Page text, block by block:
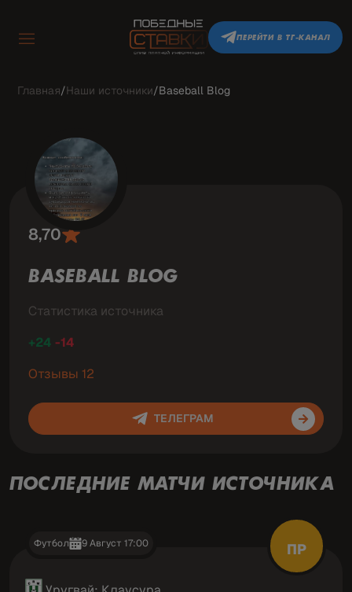
ПЕРЕЙТИ В ТГ-КАНАЛ
Главная/Наши источники/Baseball Blog
8,70
BASEBALL BLOG
Статистика источника
+24 -14
Отзывы 12
ТЕЛЕГРАМ
ПОСЛЕДНИЕ МАТЧИ ИСТОЧНИКА
Футбол 9 Август 17:00 ПР